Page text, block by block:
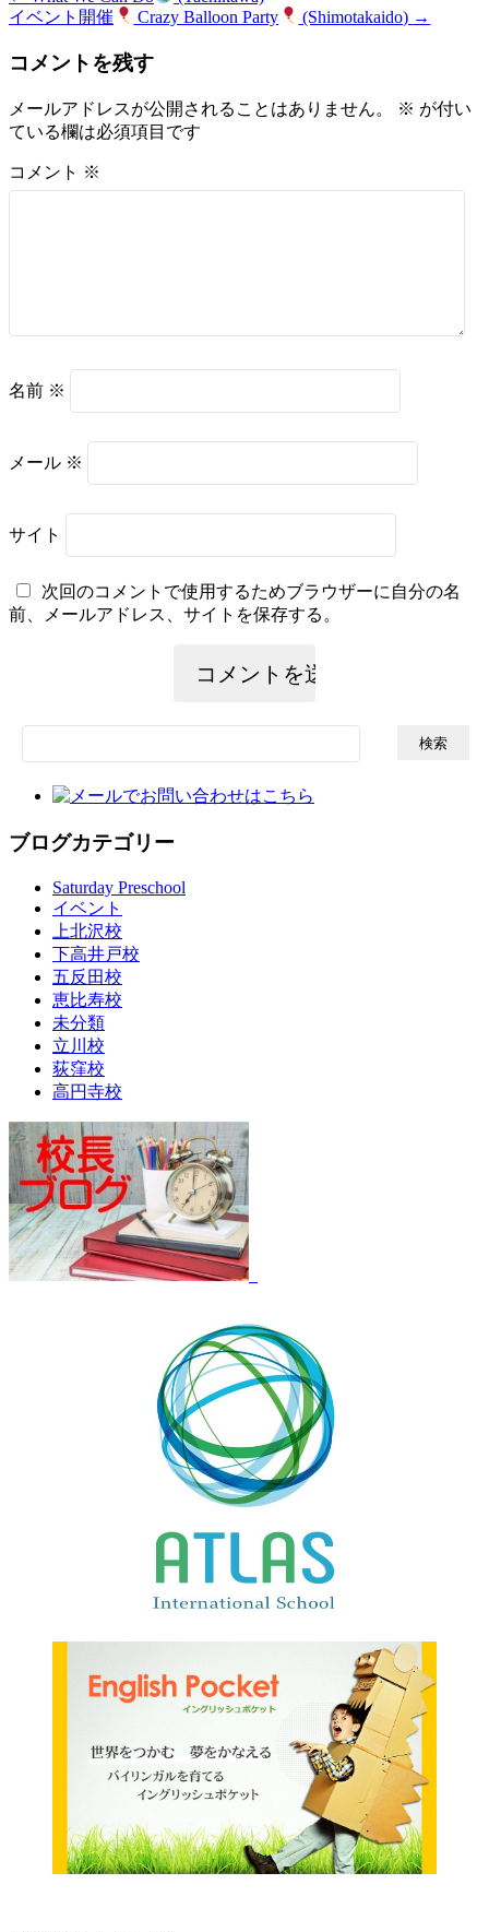
イベント開催
Crazy Balloon Party (Shimotakaido) →
コメントを残す
メールアドレスが公開されることはありません。 ※ が付い
ている欄は必須項目です
コメント ※
名前 ※
メール ※
サイト
次回のコメントで使用するためブラウザーに自分の名
前、メールアドレス、サイトを保存する。
索:
ブログカテゴリー
Saturday Preschool
イベント
上北沢校
下高井戸校
五反田校
恵比寿校
未分類
立川校
荻窪校
高円寺校